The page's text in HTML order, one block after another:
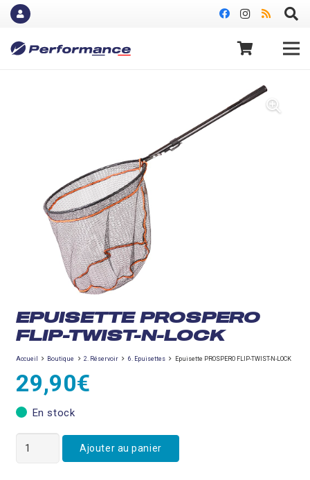
EPUISETTE PROSPERO
FLIP-TWIST-N-LOCK
Accueil Boutique 2. Réservoir 6. Epuisettes Epuisette PROSPERO FLIP-TWIST-N-LOCK
29,90€
En stock
quantité
Ajouter au panier